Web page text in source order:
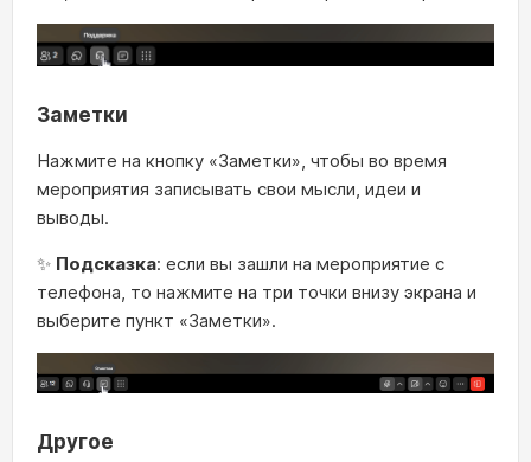
Заметки
Нажмите на кнопку «Заметки», чтобы во время
мероприятия записывать свои мысли, идеи и
выводы.
✨ Подсказка: если вы зашли на мероприятие с
телефона, то нажмите на три точки внизу экрана и
выберите пункт «Заметки».
Другое